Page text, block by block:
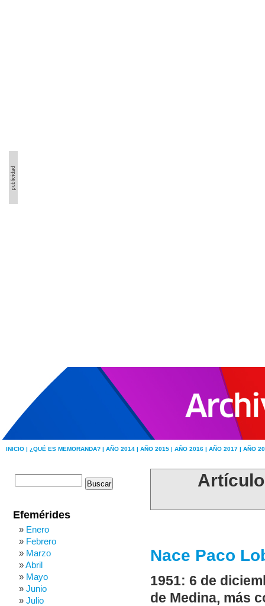
INICIO | ¿QUÉ ES MEMORANDA? | AÑO 2014 | AÑO 2015 | AÑO 2016 | AÑO 2017 | AÑO
Nace Paco
1951: 6 de
de Medina, más
Efemérides
Enero
Febrero
Marzo
Abril
Mayo
Junio
Julio